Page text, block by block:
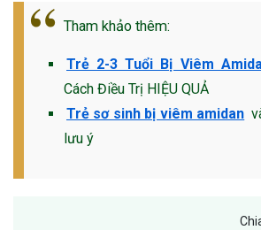
Tham khảo thêm:
Trẻ 2-3 Tuổi Bị Viêm
Cách Điều Trị HIỆU QUẢ
Trẻ sơ sinh bị viêm amidan
lưu ý